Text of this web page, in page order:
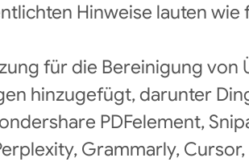
Hinweise lauten wie
für die Bereinigung von
hinzugefügt, darunter
PDFelement,
Grammarly,